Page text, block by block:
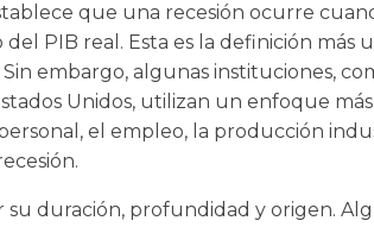
que una recesión ocurre
PIB real. Esta es la definición más
embargo, algunas instituciones,
Unidos, utilizan un enfoque
el empleo, la producción
su duración, profundidad y origen.